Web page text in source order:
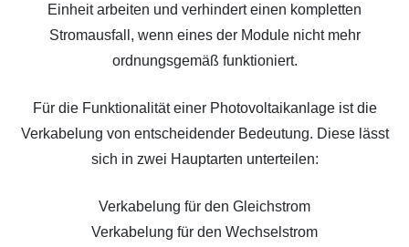
Einheit arbeiten und verhindert einen kompletten
Stromausfall, wenn eines der Module nicht mehr
ordnungsgemäß funktioniert.
Für die Funktionalität einer Photovoltaikanlage ist die
Verkabelung von entscheidender Bedeutung. Diese lässt
sich in zwei Hauptarten unterteilen:
Verkabelung für den Gleichstrom
Verkabelung für den Wechselstrom